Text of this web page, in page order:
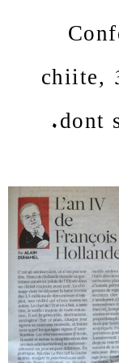
(2)
chiite,
dont